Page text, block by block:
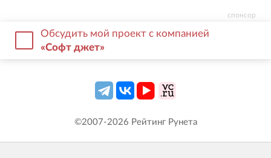
спонсор
Обсудить мой проект с компанией
«Софт джет»
©2007-2026 Рейтинг Рунета